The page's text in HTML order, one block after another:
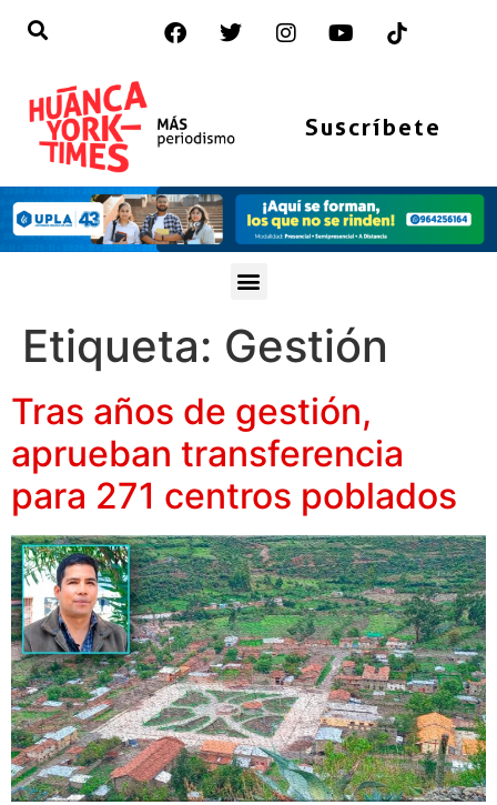
Suscríbete
Etiqueta: Gestión
Tras años de gestión,
aprueban transferencia
para 271 centros poblados